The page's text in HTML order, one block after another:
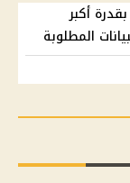
أكبر
المطلوبة